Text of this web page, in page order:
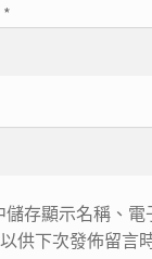
*
儲存顯示名稱、電
供下次發佈留言